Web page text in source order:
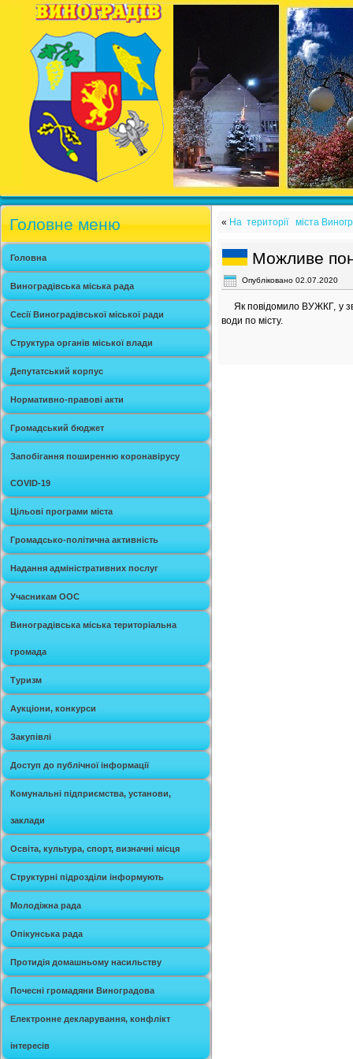
Головне меню
Головна
Виноградівська міська рада
Сесії Виноградівської міської ради
Структура органів міської влади
Депутатський корпус
Нормативно-правові акти
Громадський бюджет
Запобігання поширенню коронавірусу
COVID-19
Цільові програми міста
Громадсько-політична активність
Надання адміністративних послуг
Учасникам ООС
Виноградівська міська територіальна
громада
Туризм
Аукціони, конкурси
Закупівлі
Доступ до публічної інформації
Комунальні підприємства, установи,
заклади
Освіта, культура, спорт, визначні місця
Структурні підрозділи інформують
Молодіжна рада
Опікунська рада
Протидія домашньому насильству
Почесні громадяни Виноградова
Електронне декларування, конфлікт
інтересів
« На території міста
Можливе
Опубліковано 02.07.2020
Як повідомило ВУЖКГ, у
води по місту.